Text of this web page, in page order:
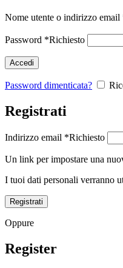
Nome utente o indirizzo email
Password *Richiesto
Accedi
Password dimenticata?
Registrati
Indirizzo email *Richiesto
Un link per impostare una
I tuoi dati personali verranno
Registrati
Oppure
Register